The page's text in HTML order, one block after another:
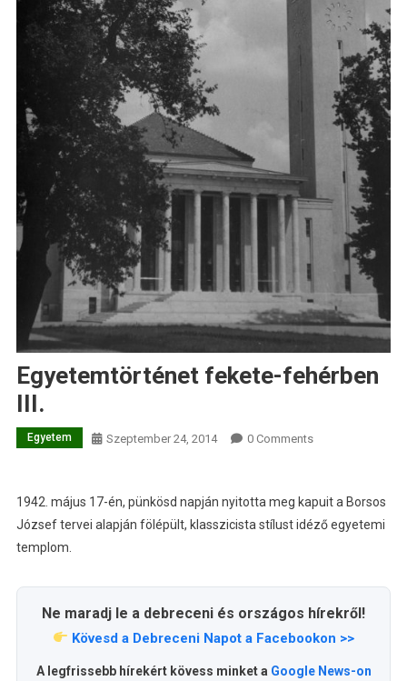
Egyetemtörténet fekete-fehérben
III.
Egyetem Szeptember 24, 2014 0 Comments
1942. május 17-én, pünkösd napján nyitotta meg kapuit a Borsos
József tervei alapján fölépült, klasszicista stílust idéző egyetemi
templom.
Ne maradj le a debreceni és országos hírekről!
Kövesd a Debreceni Napot a Facebookon >>
A legfrissebb hírekért kövess minket a Google News-on